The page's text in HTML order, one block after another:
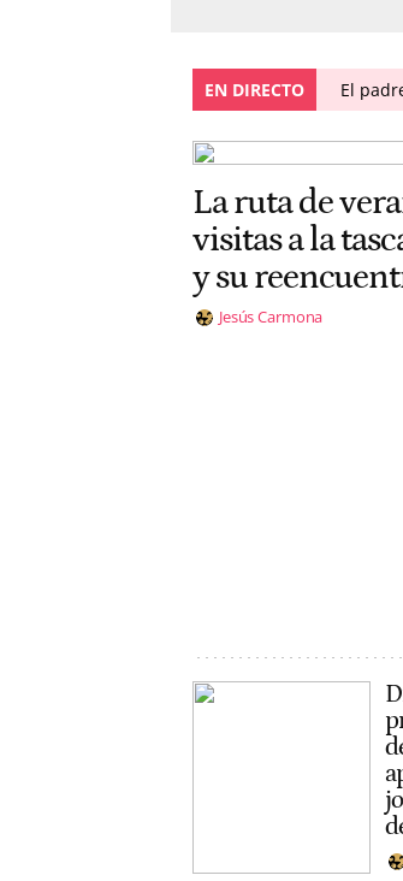
EN DIRECTO El
La ruta de
visitas a la
y su
Jesús Carmona